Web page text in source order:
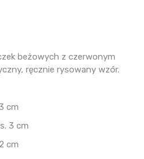
beżowych z czerwonym
ręcznie rysowany wzór.
cm
3 cm
cm